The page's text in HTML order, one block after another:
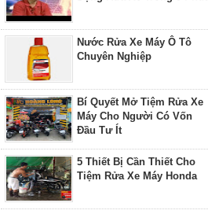
Nước Rửa Xe Máy Ô Tô
Chuyên Nghiệp
Bí Quyết Mở Tiệm Rửa Xe
Máy Cho Người Có Vốn
Đầu Tư Ít
5 Thiết Bị Cần Thiết Cho
Tiệm Rửa Xe Máy Honda